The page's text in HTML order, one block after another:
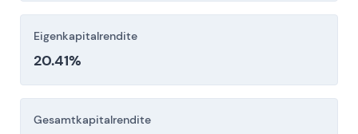
Anleger sollten diese Risikofaktoren vor einer
Investitionsentscheidung sorgfältig berücksichtigen.
Eigenkapitalrendite
20.41%
Gesamtkapitalrendite